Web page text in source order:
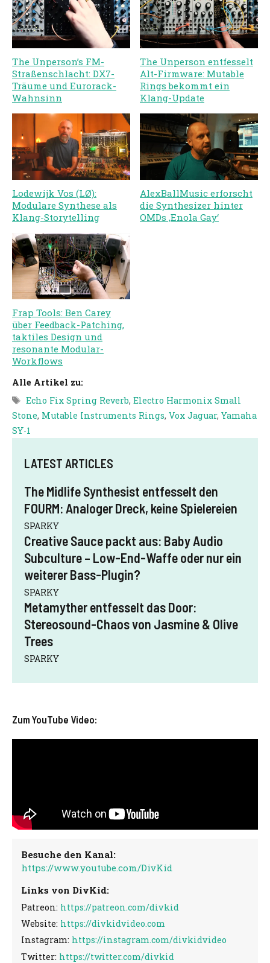
The Unperson’s FM-
Straßenschlacht: DX7-
Träume und Eurorack-
Wahnsinn
The Unperson entfesselt
Alt-Firmware: Mutable
Rings bekommt ein
Klang-Update
Lodewijk Vos (LØ):
Modulare Synthese als
Klang-Storytelling
AlexBallMusic erforscht
die Synthesizer hinter
OMDs ‚Enola Gay‘
Frap Tools: Ben Carey
über Feedback-Patching,
taktiles Design und
resonante Modular-
Workflows
Alle Artikel zu:
Schlagwörter
Echo Fix Spring Reverb,Electro Harmonix Small
Stone, Mutable Instruments Rings, Vox Jaguar, Yamaha
SY-1
LATEST ARTICLES
The Midlife Synthesist entfesselt den
FOURM: Analoger Dreck, keine Spielereien
SPARKY
Creative Sauce packt aus: Baby Audio
Subculture – Low-End-Waffe oder nur ein
weiterer Bass-Plugin?
SPARKY
Metamyther entfesselt das Door:
Stereosound-Chaos von Jasmine & Olive
Trees
SPARKY
Zum YouTube Video:
Besuche den Kanal:
https://www.youtube.com/DivKid
Links von DivKid:
Patreon: https://patreon.com/divkid
Website: https://divkidvideo.com
Instagram: https://instagram.com/divkidvideo
Twitter: https://twitter.com/divkid